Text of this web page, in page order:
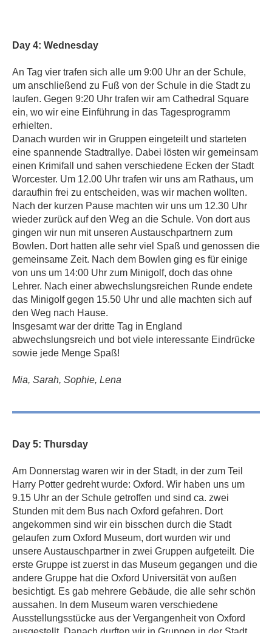
Day 4: Wednesday
An Tag vier trafen sich alle um 9:00 Uhr an der Schule,
um anschließend zu Fuß von der Schule in die Stadt zu
laufen. Gegen 9:20 Uhr trafen wir am Cathedral Square
ein, wo wir eine Einführung in das Tagesprogramm
erhielten.
Danach wurden wir in Gruppen eingeteilt und starteten
eine spannende Stadtrallye. Dabei lösten wir gemeinsam
einen Krimifall und sahen verschiedene Ecken der Stadt
Worcester. Um 12.00 Uhr trafen wir uns am Rathaus, um
daraufhin frei zu entscheiden, was wir machen wollten.
Nach der kurzen Pause machten wir uns um 12.30 Uhr
wieder zurück auf den Weg an die Schule. Von dort aus
gingen wir nun mit unseren Austauschpartnern zum
Bowlen. Dort hatten alle sehr viel Spaß und genossen die
gemeinsame Zeit. Nach dem Bowlen ging es für einige
von uns um 14:00 Uhr zum Minigolf, doch das ohne
Lehrer. Nach einer abwechslungsreichen Runde endete
das Minigolf gegen 15.50 Uhr und alle machten sich auf
den Weg nach Hause.
Insgesamt war der dritte Tag in England
abwechslungsreich und bot viele interessante Eindrücke
sowie jede Menge Spaß!
Mia, Sarah, Sophie, Lena
Day 5: Thursday
Am Donnerstag waren wir in der Stadt, in der zum Teil
Harry Potter gedreht wurde: Oxford. Wir haben uns um
9.15 Uhr an der Schule getroffen und sind ca. zwei
Stunden mit dem Bus nach Oxford gefahren. Dort
angekommen sind wir ein bisschen durch die Stadt
gelaufen zum Oxford Museum, dort wurden wir und
unsere Austauschpartner in zwei Gruppen aufgeteilt. Die
erste Gruppe ist zuerst in das Museum gegangen und die
andere Gruppe hat die Oxford Universität von außen
besichtigt. Es gab mehrere Gebäude, die alle sehr schön
aussahen. In dem Museum waren verschiedene
Ausstellungsstücke aus der Vergangenheit von Oxford